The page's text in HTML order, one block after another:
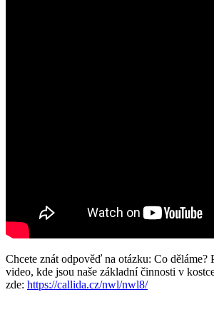
Chcete znát odpověď na otázku: Co děláme?
video, kde jsou naše základní činnosti v
zde: https://callida.cz/nwl/nwl8/